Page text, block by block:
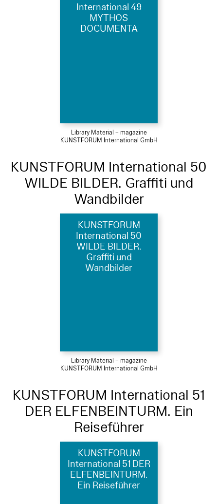
International 49
MYTHOS
DOCUMENTA
Library Material – magazine
KUNSTFORUM International GmbH
KUNSTFORUM International 50
WILDE BILDER. Graffiti und
Wandbilder
KUNSTFORUM
International 50
WILDE BILDER.
Graffiti und
Wandbilder
Library Material – magazine
KUNSTFORUM International GmbH
KUNSTFORUM International 51
DER ELFENBEINTURM. Ein
Reiseführer
KUNSTFORUM
International 51 DER
ELFENBEINTURM.
Ein Reiseführer